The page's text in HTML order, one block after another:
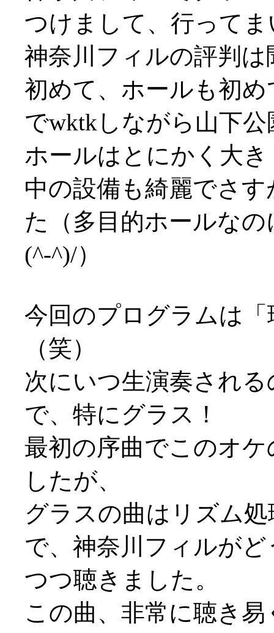
つけまして、行って
神奈川フィルの評判
初めて、ホールも初め
でwktkしながら山下
ホールはとにかく大
中の設備も綺麗でさ
た（多目的ホールな
(^-^)/）
今回のプログラムは
（笑）
次にいつ生演奏され
で、特にグラス！
最初の序曲でこのオ
したが、
グラスの曲はリズム
で、神奈川フィルが
つつ聴きました。
この曲、非常に聴き